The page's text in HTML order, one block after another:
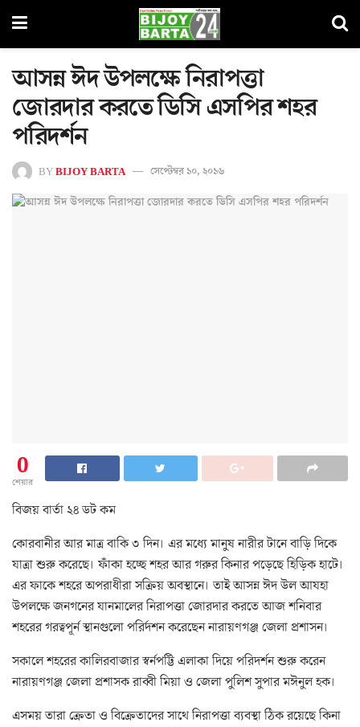
আসন্ন ঈদ উপলক্ষে নিরাপত্তা
জোরদার করতে ডিসি এসপির শহর
পরিদর্শন
BYBIJOY BARTA সেপ্টেম্বর ১০, ২০১৬
0
শেয়ার
বিজয় বার্তা ২৪ ডট কম
কোরবানীর আর মাত্র বাকি ৩ দিন। এর মধ্যে মানুষ নারীর টানে বাড়ি দিকে
যাত্রা শুরু করেছে। ফাঁকা হচ্ছে শহর আর গরুর কিনার পড়েছে হিড়িক হাটে।
এর ফাকে শহরে অপরাধীরা সক্রিয় অবস্থানে। তাই আসন্ন ঈদ উল আযহা
উপলক্ষে জনগনের যানমালের নিরাপত্তা জোরদার করতে আজ শনিবার
শহরের গরত্বপূর্ন স্থানগুলো পরির্দশন করেছেন নারায়ণগঞ্জ জেলা প্রশাসন।
সকালে শহরের কালিরবাজার স্বর্নপট্টি এলাকা দিয়ে পরিদর্শন শুরু করেন
নারায়ণগঞ্জ জেলা প্রশাসক রাব্বী মিয়া ও জেলা পুলিশ সুপার মঈনুল হক।
এসময় তারা ক্রেতা ও বিক্রেতাদের সাথে নিরাপত্তা ব্যবস্থা ঠিক রয়েছে কিনা